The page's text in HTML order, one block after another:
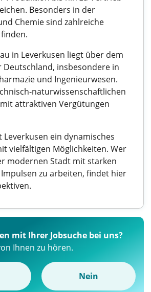
Besonders in der
Chemie sind zahlreiche
in Leverkusen liegt über dem
insbesondere in
und Ingenieurwesen.
naturwissenschaftlichen
attraktiven Vergütungen
Leverkusen ein dynamisches
vielfältigen Möglichkeiten. Wer
modernen Stadt mit starken
zu arbeiten, findet hier
mit Ihrer Jobsuche bei uns?
Ihnen zu hören.
Nein